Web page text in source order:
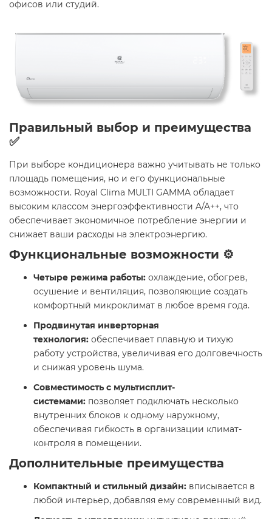
офисов или студий.​
Правильный выбор и преимущества
✅
При выборе кондиционера важно учитывать не только
площадь помещения, но и его функциональные
возможности. Royal Clima MULTI GAMMA обладает
высоким классом энергоэффективности A/A++, что
обеспечивает экономичное потребление энергии и
снижает ваши расходы на электроэнергию.​
Функциональные возможности ⚙️
Четыре режима работы: охлаждение, обогрев,
осушение и вентиляция, позволяющие создать
комфортный микроклимат в любое время года.​
Продвинутая инверторная
технология: обеспечивает плавную и тихую
работу устройства, увеличивая его долговечность
и снижая уровень шума.​
Совместимость с мультисплит-
системами: позволяет подключать несколько
внутренних блоков к одному наружному,
обеспечивая гибкость в организации климат-
контроля в помещении.​
Дополнительные преимущества
Компактный и стильный дизайн: вписывается в
любой интерьер, добавляя ему современный вид.​